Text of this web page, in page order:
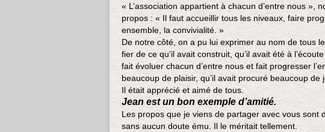
« L’association appartient à chacun d’entre nous »,
propos : « Il faut accueillir tous les niveaux, faire
ensemble, la convivialité. »
De notre côté, on a pu lui exprimer au nom de tous
fier de ce qu’il avait construit, qu’il avait été à
fait évoluer chacun d’entre nous et fait progresser
beaucoup de plaisir, qu’il avait procuré beaucoup de
Il était apprécié et aimé de tous.
Jean est un bon exemple d’amitié.
Les propos que je viens de partager avec vous sont
sans aucun doute ému. Il le méritait tellement.